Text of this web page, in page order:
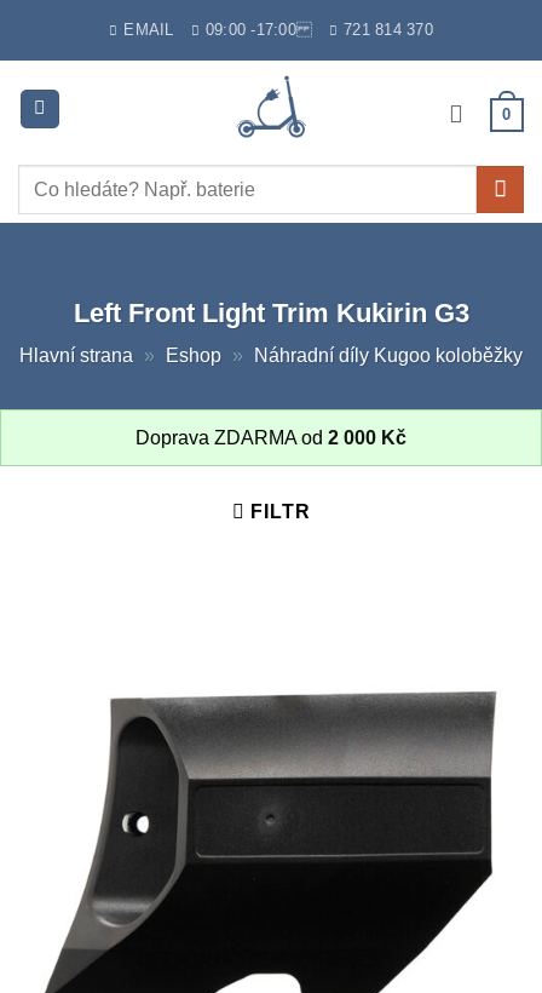
EMAIL 09:00 -17:00 721 814 370
0
Hledat:
Left Front Light Trim Kukirin G3
Hlavní strana » Eshop » Náhradní díly Kugoo koloběžky
Doprava ZDARMA od 2 000 Kč
FILTR